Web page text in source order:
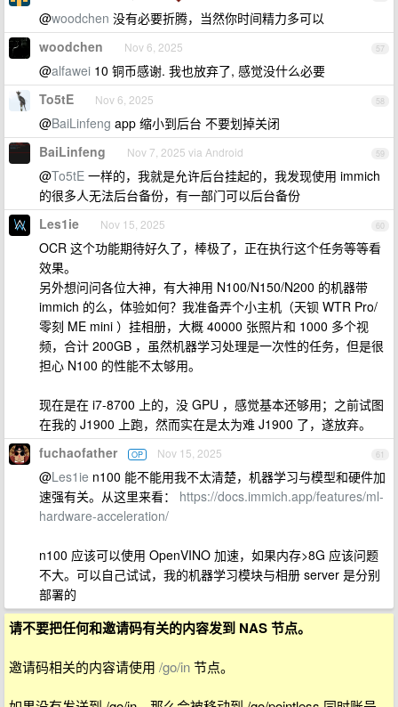
@woodchen 没有必要折腾，当然你时间精力多可以
57
woodchen Nov 6, 2025
@alfawei 10 铜币感谢. 我也放弃了, 感觉没什么必要
58
To5tE Nov 6, 2025
@BaiLinfeng app 缩小到后台 不要划掉关闭
59
BaiLinfeng Nov 7, 2025 via Android
@To5tE 一样的，我就是允许后台挂起的，我发现使用 immich
的很多人无法后台备份，有一部门可以后台备份
60
Les1ie Nov 15, 2025
OCR 这个功能期待好久了，棒极了，正在执行这个任务等等看
效果。
另外想问问各位大神，有大神用 N100/N150/N200 的机器带
immich 的么，体验如何？我准备弄个小主机（天钡 WTR Pro/
零刻 ME mini ）挂相册，大概 40000 张照片和 1000 多个视
频，合计 200GB ，虽然机器学习处理是一次性的任务，但是很
担心 N100 的性能不太够用。
现在是在 i7-8700 上的，没 GPU ，感觉基本还够用；之前试图
在我的 J1900 上跑，然而实在是太为难 J1900 了，遂放弃。
61
fuchaofather OP Nov 15, 2025
@Les1ie n100 能不能用我不太清楚，机器学习与模型和硬件加
速强有关。从这里来看： https://docs.immich.app/features/ml-
hardware-acceleration/
n100 应该可以使用 OpenVINO 加速，如果内存>8G 应该问题
不大。可以自己试试，我的机器学习模块与相册 server 是分别
部署的
请不要把任何和邀请码有关的内容发到 NAS 节点。
邀请码相关的内容请使用 /go/in节点。